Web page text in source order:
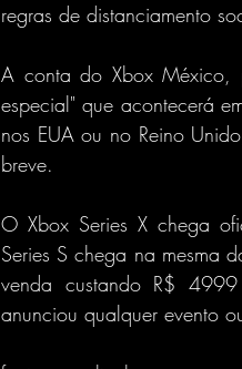
regras de distanciamento
A conta do Xbox México,
especial" que acontecerá
nos EUA ou no Reino
breve.
O Xbox Series X chega
Series S chega na mesma
venda custando R$
anunciou qualquer evento